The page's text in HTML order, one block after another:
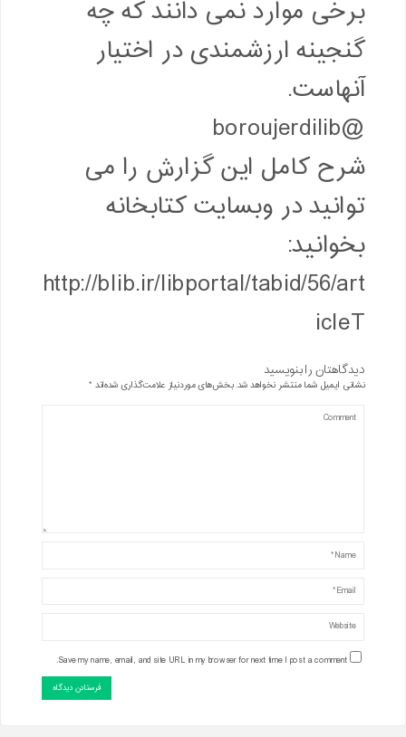
برخی موارد نمی دانند که چه
گنجینه ارزشمندی در اختیار
آنهاست.
@boroujerdilib
شرح کامل این گزارش را می
توانید در وبسایت کتابخانه
بخوانید:
http://blib.ir/libportal/tabid/56/art
icleT
دیدگاهتان را بنویسید
نشانی ایمیل شما منتشر نخواهد شد.بخش‌های موردنیاز علامت‌گذاری شده‌اند *
Save my name, email, and site URL in my browser for next time I post a comment.